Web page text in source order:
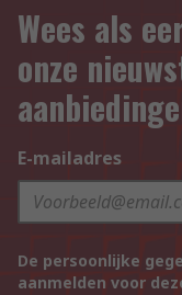
Wees als
onze
E-mailadres
De persoonlijke
aanmelden voor